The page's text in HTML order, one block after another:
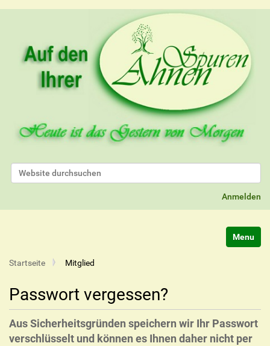
Website durchsuchen
Anmelden
Startseite Mitglied
Passwort vergessen?
Aus Sicherheitsgründen speichern wir Ihr Passwort
verschlüsselt und können es Ihnen daher nicht per